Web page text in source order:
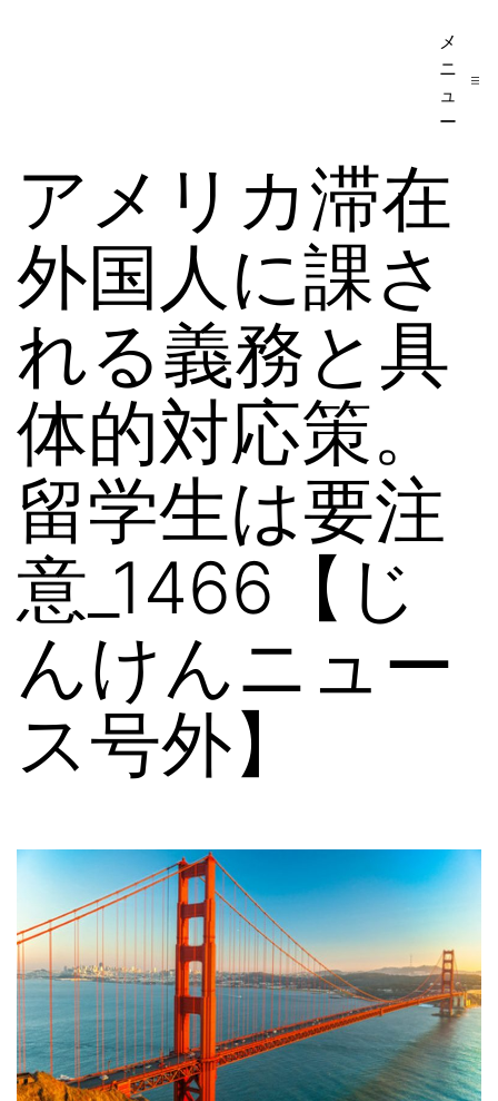
キ
民・
ビ
ザ
手
続
き
の
日
本
語
相
メ
ニ
ュ
ー
アメリカ滞在
外国人に課さ
れる義務と具
体的対応策。
留学生は要注
意_1466【じ
んけんニュー
ス号外】